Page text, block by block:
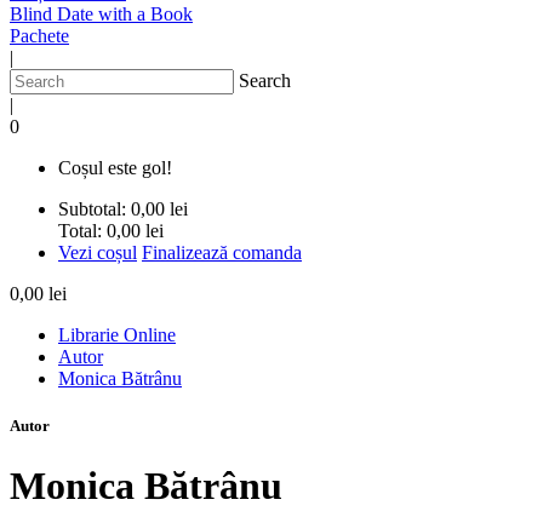
Blind Date with a Book
Pachete
|
Search
|
0
Coșul este gol!
Subtotal: 0,00 lei
Total: 0,00 lei
Vezi coșul Finalizează comanda
0,00 lei
Librarie Online
Autor
Monica Bătrânu
Autor
Monica Bătrânu